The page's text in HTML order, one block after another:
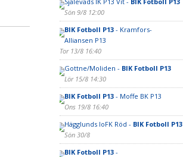
Sön 9/8 12:00
BIK Fotboll P13- Kramfors-
Alliansen P13
Tor 13/8 16:40
Gottne/Moliden - BIK Fotboll P13
Lör 15/8 14:30
BIK Fotboll P13- Moffe BK P13
Ons 19/8 16:40
Hägglunds IoFK Röd - BIK Fotboll P13
Sön 30/8
BIK Fotboll P13-